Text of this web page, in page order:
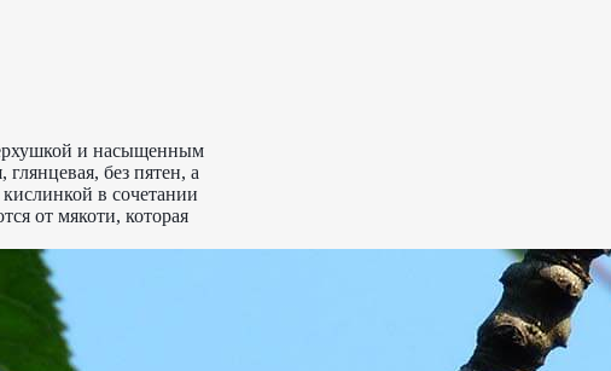
и насыщенным
без пятен, а
в сочетании
от мякоти, которая